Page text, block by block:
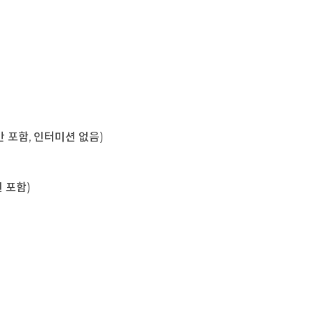
함, 인터미션 없음)
포함)